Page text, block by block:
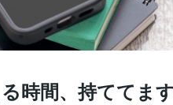
時間、持ててま